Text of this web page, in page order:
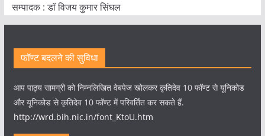
सम्पादक : डाॅ विजय कुमार सिंघल
फॉण्ट बदलने की सुविधा
आप पाठ्य सामग्री को निम्नलिखित वेबपेज खोलकर कृतिदेव 10 फॉण्ट से यूनिकोड
और यूनिकोड से कृतिदेव 10 फॉण्ट में परिवर्तित कर सकते हैं.
http://wrd.bih.nic.in/font_KtoU.htm